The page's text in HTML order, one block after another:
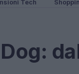
Tech